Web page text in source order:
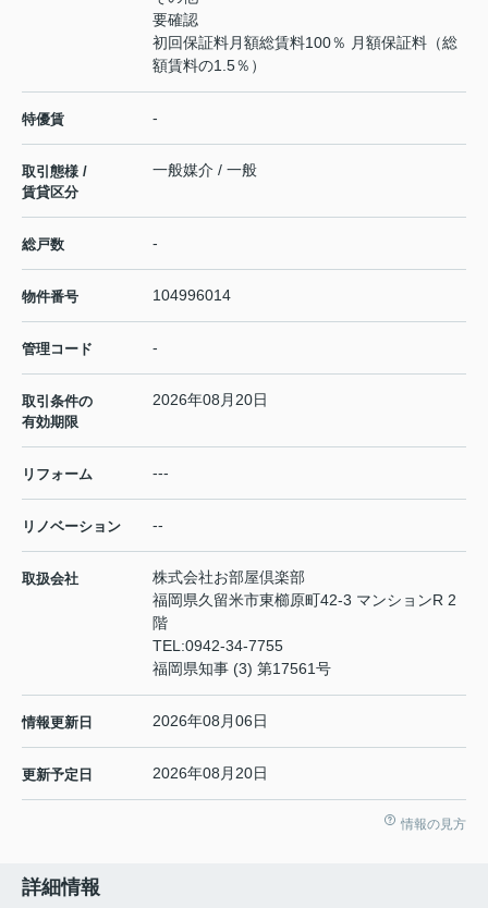
要確認
初回保証料月額総賃料100％ 月額保証料（総
額賃料の1.5％）
特優賃 -
取引態様 /
賃貸区分
一般媒介 / 一般
総戸数 -
物件番号 104996014
管理コード -
取引条件の
有効期限
2026年08月20日
リフォーム ---
リノベーション --
取扱会社
株式会社お部屋倶楽部
福岡県久留米市東櫛原町42-3 マンションR 2
階
TEL:0942-34-7755
福岡県知事 (3) 第17561号
情報更新日 2026年08月06日
更新予定日 2026年08月20日
情報の見方
詳細情報